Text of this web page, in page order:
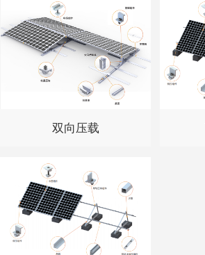
双向压载